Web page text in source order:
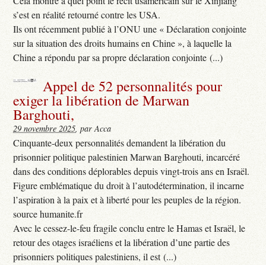
s’est en réalité retourné contre les USA.
Ils ont récemment publié à l’ONU une « Déclaration conjointe
sur la situation des droits humains en Chine », à laquelle la
Chine a répondu par sa propre déclaration conjointe (...)
Appel de 52 personnalités pour
exiger la libération de Marwan
Barghouti,
29 novembre 2025, par Acca
Cinquante-deux personnalités demandent la libération du
prisonnier politique palestinien Marwan Barghouti, incarcéré
dans des conditions déplorables depuis vingt-trois ans en Israël.
Figure emblématique du droit à l’autodétermination, il incarne
l’aspiration à la paix et à liberté pour les peuples de la région.
source humanite.fr
Avec le cessez-le-feu fragile conclu entre le Hamas et Israël, le
retour des otages israéliens et la libération d’une partie des
prisonniers politiques palestiniens, il est (...)